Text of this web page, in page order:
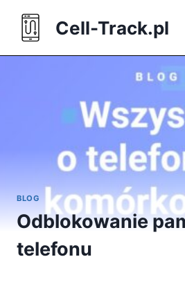
content
Cell-Track.pl
BLOG
Odblokowanie
telefonu